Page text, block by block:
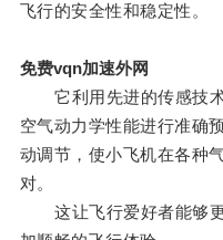
飞行的安全性和稳定性。
免费vqn加速外网
它利用先进的传感技术
空气动力学性能进行准确
动调节，使小飞机在各种
对。
这让飞行爱好者能够更